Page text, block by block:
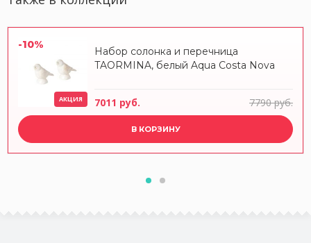
-10%
АКЦИЯ
Набор солонка и перечница
TAORMINA, белый Aqua Costa Nova
7011 руб. 7790 руб.
В КОРЗИНУ